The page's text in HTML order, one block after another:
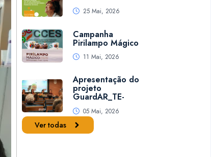
25 Mai, 2026
Campanha
Pirilampo Mágico
11 Mai, 2026
Apresentação do
projeto
GuardAR_TE-
05 Mai, 2026
Ver todas